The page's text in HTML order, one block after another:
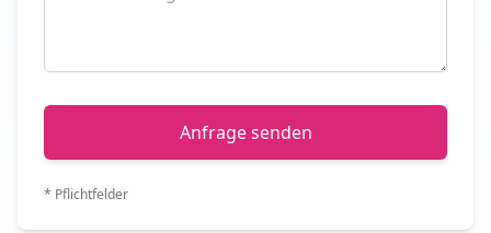
Anfrage senden
* Pflichtfelder